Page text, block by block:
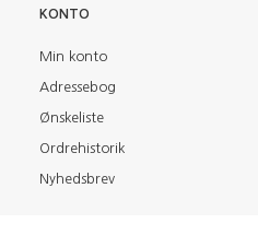
KONTO
Min konto
Adressebog
Ønskeliste
Ordrehistorik
Nyhedsbrev